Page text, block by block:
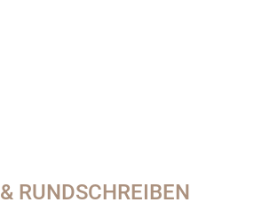
& RUNDSCHREIBEN